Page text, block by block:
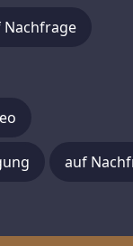
Nachfrage
auf